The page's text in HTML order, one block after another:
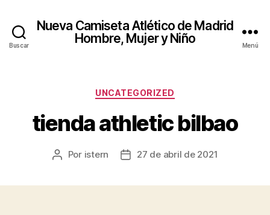
Buscar
Nueva Camiseta Atlético de Madrid
Hombre, Mujer y Niño
Menú
Categorías
UNCATEGORIZED
tienda athletic bilbao
Autor
Por istern
Fecha27 de abril de 2021